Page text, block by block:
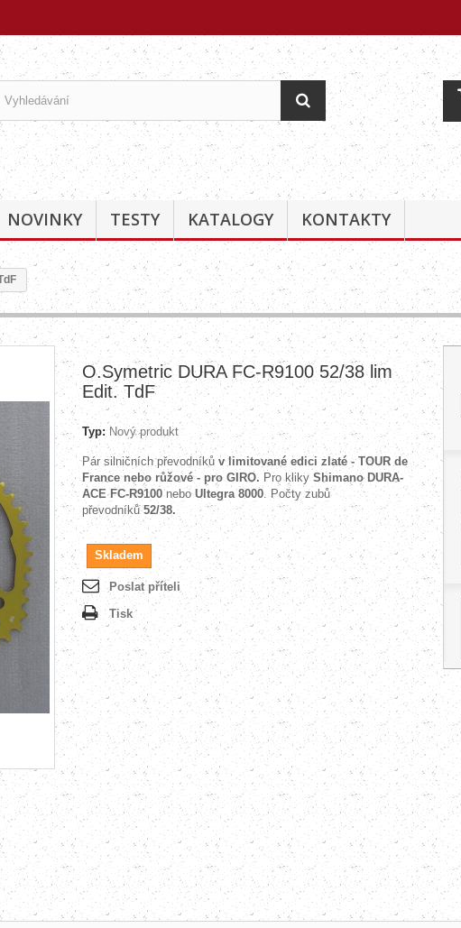
NOVINKY TESTY KATALOGY KONTAKTY
O.Symetric DURA FC-R9100 52/38 lim
Edit. TdF
Typ: Nový produkt
Pár silničních převodníků v limitované edici zlaté -TOUR de
France nebo růžové - pro GIRO. Pro kliky Shimano DURA-
ACE FC-R9100neboUltegra 8000. Počty zubů
převodníků52/38.
Skladem
Poslat příteli
Tisk